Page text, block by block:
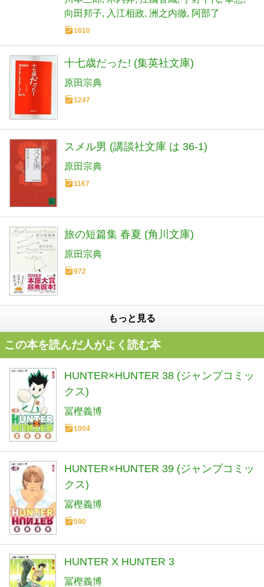
向田邦子
入江相政 洲之内徹 阿部了
1610
十七歳だった! (集英社文庫)
原田宗典
1247
スメル男 (講談社文庫 は 36-1)
原田宗典
1167
旅の短篇集 春夏 (角川文庫)
原田宗典
972
もっと見る
この本を読んだ人がよく読む本
HUNTER×HUNTER 38 (ジャンプコミッ
クス)
冨樫義博
1004
HUNTER×HUNTER 39 (ジャンプコミッ
クス)
冨樫義博
590
HUNTER X HUNTER 3
冨樫義博